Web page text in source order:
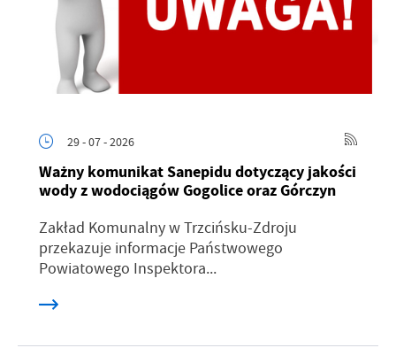
29 - 07 - 2026
Ważny komunikat Sanepidu dotyczący jakości
wody z wodociągów Gogolice oraz Górczyn
Zakład Komunalny w Trzcińsku-Zdroju
przekazuje informacje Państwowego
Powiatowego Inspektora...